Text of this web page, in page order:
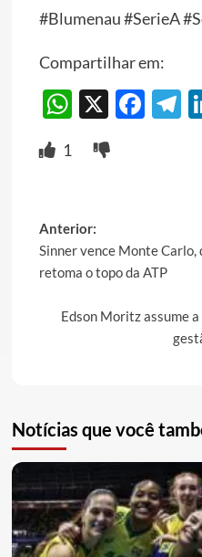
#Blumenau #SerieA
Compartilhar em:
X
1
Post
navigation
Anterior:
Sinner vence Monte
retoma o topo da ATP
Edson Moritz assume
Notícias que você